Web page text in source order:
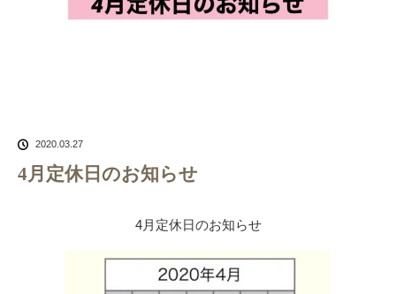
2020.03.27
4月定休日のお知らせ
4月定休日のお知らせ